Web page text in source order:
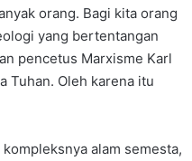
orang. Bagi kita orang
yang bertentangan
pencetus Marxisme Karl
Tuhan. Oleh karena itu
alam semesta,